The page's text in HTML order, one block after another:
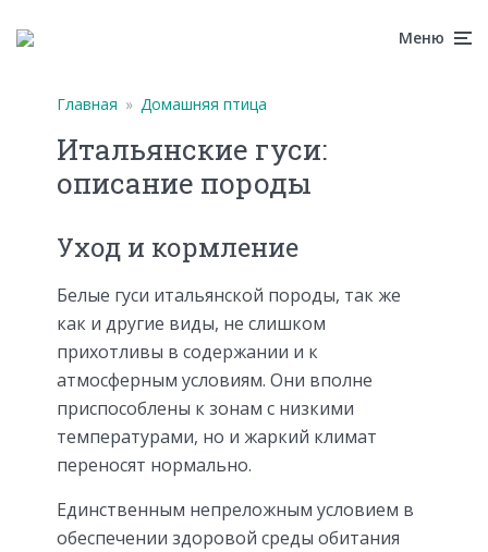
Меню
Главная » Домашняя птица
Итальянские гуси:
описание породы
Уход и кормление
Белые гуси итальянской породы, так же
как и другие виды, не слишком
прихотливы в содержании и к
атмосферным условиям. Они вполне
приспособлены к зонам с низкими
температурами, но и жаркий климат
переносят нормально.
Единственным непреложным условием в
обеспечении здоровой среды обитания